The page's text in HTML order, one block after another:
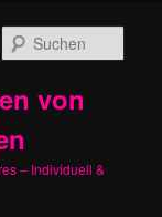
von
– Individuell &